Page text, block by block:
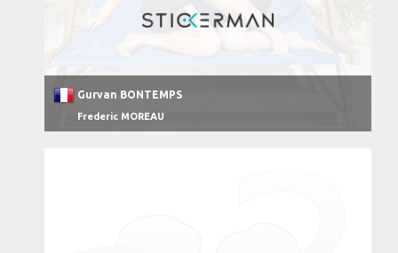
Gurvan BONTEMPS
Frederic MOREAU